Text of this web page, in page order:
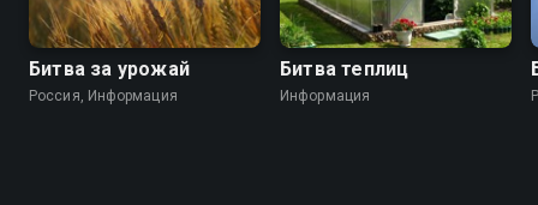
Битва за урожай
Россия, Информация
Битва теплиц
Информация